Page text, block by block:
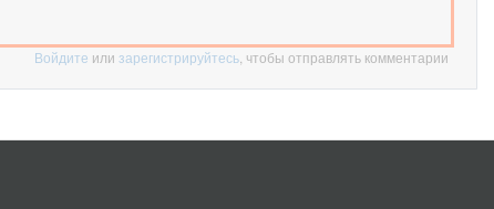
Войдите или зарегистрируйтесь, чтобы отправлять комментарии